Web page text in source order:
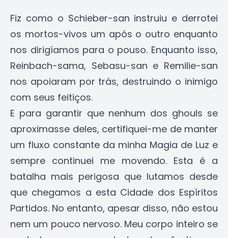
Fiz como o Schieber-san instruiu e derrotei
os mortos-vivos um após o outro enquanto
nos dirigíamos para o pouso. Enquanto isso,
Reinbach-sama, Sebasu-san e Remilie-san
nos apoiaram por trás, destruindo o inimigo
com seus feitiços.
E para garantir que nenhum dos ghouls se
aproximasse deles, certifiquei-me de manter
um fluxo constante da minha Magia de Luz e
sempre continuei me movendo. Esta é a
batalha mais perigosa que lutamos desde
que chegamos a esta Cidade dos Espíritos
Partidos. No entanto, apesar disso, não estou
nem um pouco nervoso. Meu corpo inteiro se